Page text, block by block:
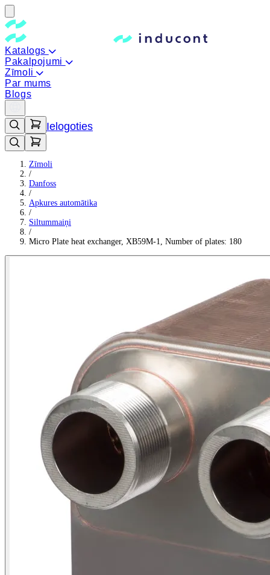
Katalogs
Pakalpojumi
Zīmoli
Par mums
Blogs
Ielogoties
Zīmoli
/
Danfoss
/
Apkures automātika
/
Siltummaiņi
/
Micro Plate heat exchanger, XB59M-1, Number of plates: 180